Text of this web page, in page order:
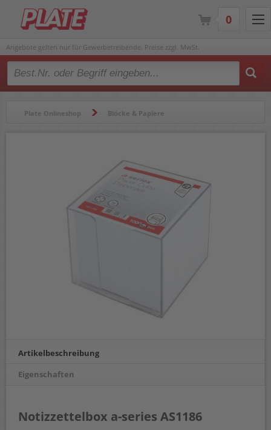
Angebote gelten nur für Gewerbetreibende. Preise zzgl. MwSt.
Type 2 or more characters for results.
Plate Onlineshop Blöcke & Papiere
Notizzettelbox a-series AS1186
Artikelbeschreibung
Eigenschaften
Notizzettelbox a-series AS1186
0